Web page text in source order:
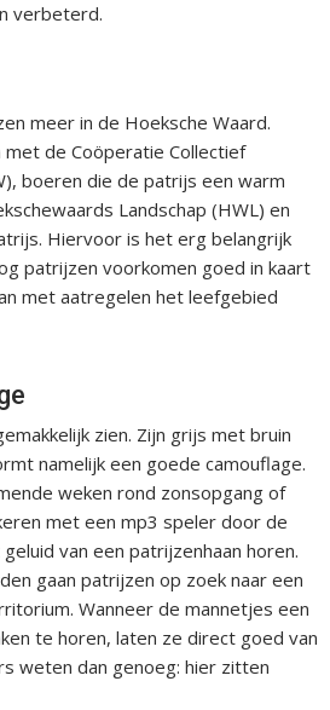
verbeterd.
meer in de Hoeksche Waard.
de Coöperatie Collectief
boeren die de patrijs een warm
Landschap (HWL) en
Hiervoor is het erg belangrijk
patrijzen voorkomen goed in kaart
met aatregelen het leefgebied
zien. Zijn grijs met bruin
namelijk een goede camouflage.
weken rond zonsopgang of
met een mp3 speler door de
van een patrijzenhaan horen.
gaan patrijzen op zoek naar een
Wanneer de mannetjes een
te horen, laten ze direct goed van
weten dan genoeg: hier zitten